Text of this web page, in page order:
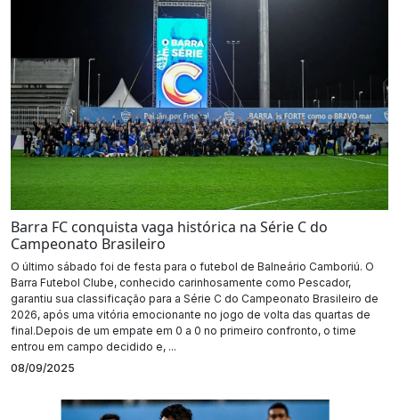
Barra FC conquista vaga histórica na Série C do
Campeonato Brasileiro
O último sábado foi de festa para o futebol de Balneário Camboriú. O
Barra Futebol Clube, conhecido carinhosamente como Pescador,
garantiu sua classificação para a Série C do Campeonato Brasileiro de
2026, após uma vitória emocionante no jogo de volta das quartas de
final.Depois de um empate em 0 a 0 no primeiro confronto, o time
entrou em campo decidido e, ...
08/09/2025